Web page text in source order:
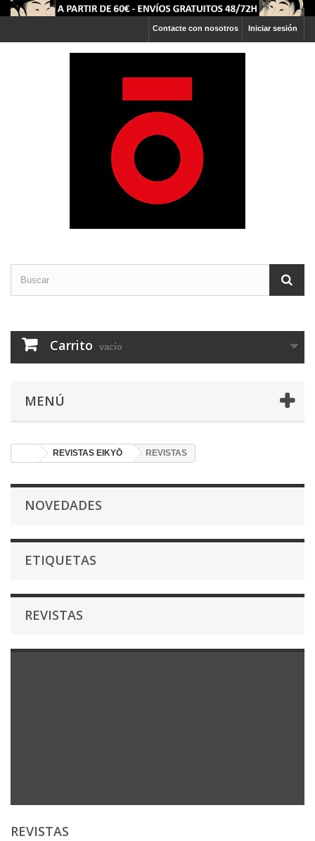
Iniciar sesión
Contacte con nosotros
Carrito vacío
MENÚ
REVISTAS EIKYŌ REVISTAS
NOVEDADES
ETIQUETAS
REVISTAS
REVISTAS